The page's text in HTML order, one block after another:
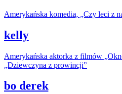
Amerykańska komedia, „Czy leci z
kelly
Amerykańska aktorka z filmów
„Dziewczyna z prowincji”
bo derek